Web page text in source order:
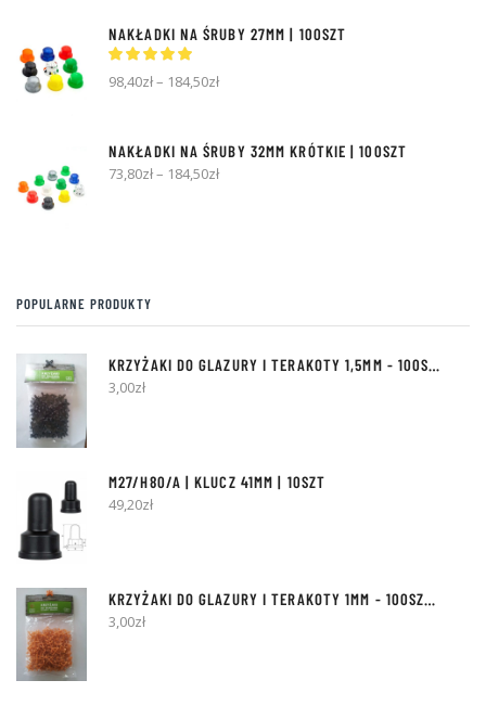
NAKŁADKI NA ŚRUBY 27MM | 100SZT
98,40zł– 184,50zł
NAKŁADKI NA ŚRUBY 32MM KRÓTKIE | 100SZT
73,80zł– 184,50zł
POPULARNE PRODUKTY
KRZYŻAKI DO GLAZURY I TERAKOTY1,5MM - 100SZT [Z BOLCEM]
3,00zł
M27/H80/A | KLUCZ 41MM | 10SZT
49,20zł
KRZYŻAKI DO GLAZURY I TERAKOTY1MM - 100SZT [Z KÓŁKIEM]
3,00zł